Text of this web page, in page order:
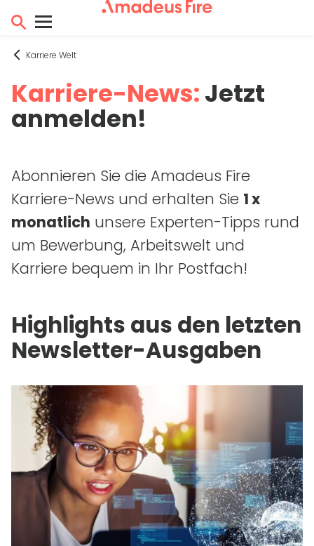
Karriere Welt
Karriere-News:Jetzt
anmelden!
Abonnieren Sie die Amadeus Fire
Karriere-News und erhalten Sie 1 x
monatlich unsere Experten-Tipps rund
um Bewerbung, Arbeitswelt und
Karriere bequem in Ihr Postfach!
Highlights aus den letzten
Newsletter-Ausgaben